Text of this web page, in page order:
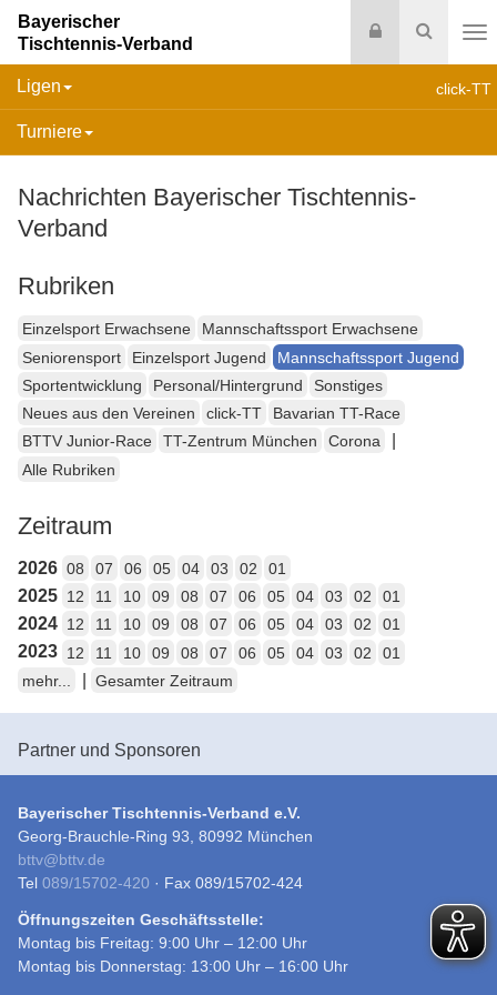
Suche
Login
Bayerischer
Tischtennis-Verband
click-TT
Ligen
Turniere
Nachrichten Bayerischer Tischtennis-
Verband
Rubriken
Einzelsport Erwachsene
Mannschaftssport Erwachsene
Seniorensport
Einzelsport Jugend
Mannschaftssport Jugend
Sportentwicklung
Personal/Hintergrund
Sonstiges
Neues aus den Vereinen
click-TT
Bavarian TT-Race
BTTV Junior-Race
TT-Zentrum München Corona
Alle Rubriken
Zeitraum
2026 08 07 06 05 04 03 02 01
2025 12 11 10 09 08 07 06 05 04 03 02 01
2024 12 11 10 09 08 07 06 05 04 03 02 01
2023 12 11 10 09 08 07 06 05 04 03 02
01
mehr...
Gesamter Zeitraum
Partner und Sponsoren
Bayerischer Tischtennis-Verband e.V.
Georg-Brauchle-Ring 93, 80992 München
bttv@bttv.de
Tel 089/15702-420 · Fax 089/15702-424
Öffnungszeiten Geschäftsstelle:
Montag bis Freitag: 9:00 Uhr – 12:00 Uhr
Montag bis Donnerstag: 13:00 Uhr – 16:00 Uhr